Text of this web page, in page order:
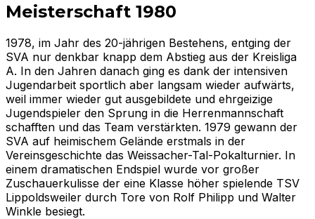
Meisterschaft 1980
1978, im Jahr des 20-jährigen Bestehens, entging der
SVA nur denkbar knapp dem Abstieg aus der Kreisliga
A. In den Jahren danach ging es dank der intensiven
Jugendarbeit sportlich aber langsam wieder aufwärts,
weil immer wieder gut ausgebildete und ehrgeizige
Jugendspieler den Sprung in die Herrenmannschaft
schafften und das Team verstärkten. 1979 gewann der
SVA auf heimischem Gelände erstmals in der
Vereinsgeschichte das Weissacher-Tal-Pokalturnier. In
einem dramatischen Endspiel wurde vor großer
Zuschauerkulisse der eine Klasse höher spielende TSV
Lippoldsweiler durch Tore von Rolf Philipp und Walter
Winkle besiegt.